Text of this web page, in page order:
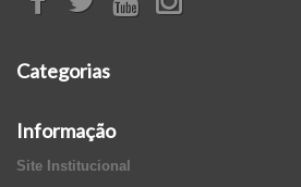
Categorias
Informação
Site Institucional